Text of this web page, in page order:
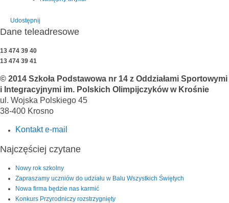
Udostępnij
Dane teleadresowe
13 474 39 40
13 474 39 41
© 2014 Szkoła Podstawowa nr 14 z Oddziałami Sportowymi
i Integracyjnymi im. Polskich Olimpijczyków w Krośnie
ul. Wojska Polskiego 45
38-400 Krosno
Kontakt e-mail
Najczęściej czytane
Nowy rok szkolny
Zapraszamy uczniów do udziału w Balu Wszystkich Świętych
Nowa firma będzie nas karmić
Konkurs Przyrodniczy rozstrzygnięty